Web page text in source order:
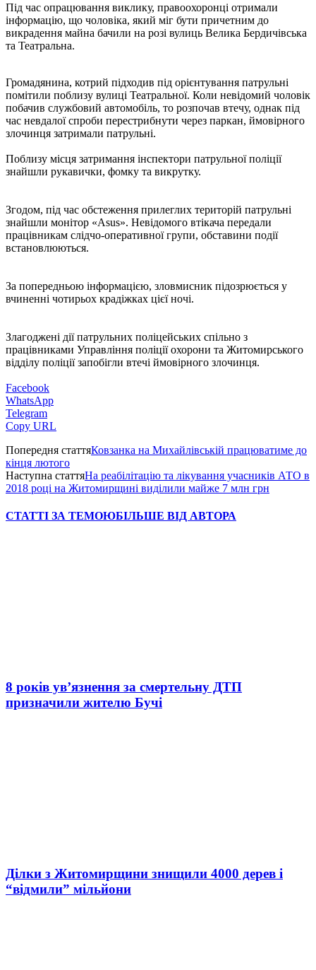
Під час опрацювання виклику, правоохоронці отримали
інформацію, що чоловіка, який міг бути причетним до
викрадення майна бачили на розі вулиць Велика Бердичівська
та Театральна.
Громадянина, котрий підходив під орієнтування патрульні
помітили поблизу вулиці Театральної. Коли невідомий чоловік
побачив службовий автомобіль, то розпочав втечу, однак під
час невдалої спроби перестрибнути через паркан, ймовірного
злочинця затримали патрульні.
Поблизу місця затримання інспектори патрульної поліції
знайшли рукавички, фомку та викрутку.
Згодом, під час обстеження прилеглих територій патрульні
знайшли монітор «Asus». Невідомого втікача передали
працівникам слідчо-оперативної групи, обставини події
встановлюються.
За попередньою інформацією, зловмисник підозрюється у
вчиненні чотирьох крадіжках цієї ночі.
Злагоджені дії патрульних поліцейських спільно з
працівниками Управління поліції охорони та Житомирського
відділу поліції запобігли втечі ймовірного злочинця.
Facebook
WhatsApp
Telegram
Copy URL
Попередня статтяКовзанка на Михайлівській працюватиме до
кінця лютого
Наступна статтяНа реабілітацію та лікування учасників АТО в
2018 році на Житомирщині виділили майже 7 млн грн
СТАТТІ ЗА ТЕМОЮБІЛЬШЕ ВІД АВТОРА
8 років ув’язнення за смертельну ДТП
призначили жителю Бучі
Ділки з Житомирщини знищили 4000 дерев і
“відмили” мільйони